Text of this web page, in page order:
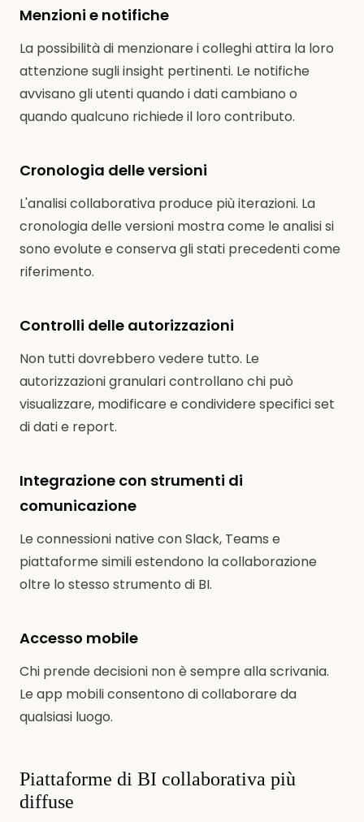
Menzioni e notifiche
La possibilità di menzionare i colleghi attira la loro
attenzione sugli insight pertinenti. Le notifiche
avvisano gli utenti quando i dati cambiano o
quando qualcuno richiede il loro contributo.
Cronologia delle versioni
L'analisi collaborativa produce più iterazioni. La
cronologia delle versioni mostra come le analisi si
sono evolute e conserva gli stati precedenti come
riferimento.
Controlli delle autorizzazioni
Non tutti dovrebbero vedere tutto. Le
autorizzazioni granulari controllano chi può
visualizzare, modificare e condividere specifici set
di dati e report.
Integrazione con strumenti di
comunicazione
Le connessioni native con Slack, Teams e
piattaforme simili estendono la collaborazione
oltre lo stesso strumento di BI.
Accesso mobile
Chi prende decisioni non è sempre alla scrivania.
Le app mobili consentono di collaborare da
qualsiasi luogo.
Piattaforme di BI collaborativa più
diffuse